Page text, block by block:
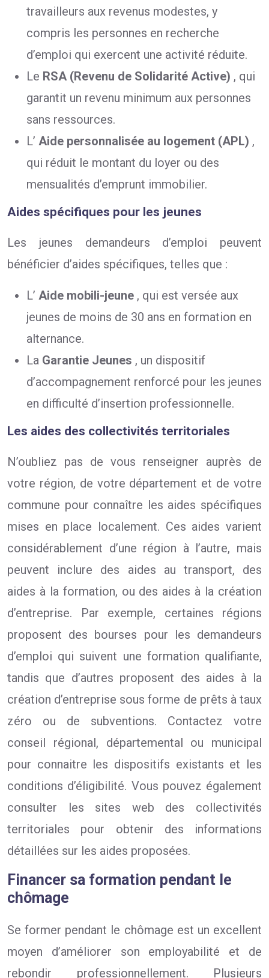
travailleurs aux revenus modestes, y
compris les personnes en recherche
d’emploi qui exercent une activité réduite.
Le RSA (Revenu de Solidarité Active) , qui
garantit un revenu minimum aux personnes
sans ressources.
L’ Aide personnalisée au logement (APL) ,
qui réduit le montant du loyer ou des
mensualités d’emprunt immobilier.
Aides spécifiques pour les jeunes
Les jeunes demandeurs d’emploi peuvent
bénéficier d’aides spécifiques, telles que :
L’ Aide mobili-jeune , qui est versée aux
jeunes de moins de 30 ans en formation en
alternance.
La Garantie Jeunes , un dispositif
d’accompagnement renforcé pour les jeunes
en difficulté d’insertion professionnelle.
Les aides des collectivités territoriales
N’oubliez pas de vous renseigner auprès de
votre région, de votre département et de votre
commune pour connaître les aides spécifiques
mises en place localement. Ces aides varient
considérablement d’une région à l’autre, mais
peuvent inclure des aides au transport, des
aides à la formation, ou des aides à la création
d’entreprise. Par exemple, certaines régions
proposent des bourses pour les demandeurs
d’emploi qui suivent une formation qualifiante,
tandis que d’autres proposent des aides à la
création d’entreprise sous forme de prêts à taux
zéro ou de subventions. Contactez votre
conseil régional, départemental ou municipal
pour connaitre les dispositifs existants et les
conditions d’éligibilité. Vous pouvez également
consulter les sites web des collectivités
territoriales pour obtenir des informations
détaillées sur les aides proposées.
Financer sa formation pendant le
chômage
Se former pendant le chômage est un excellent
moyen d’améliorer son employabilité et de
rebondir professionnellement. Plusieurs